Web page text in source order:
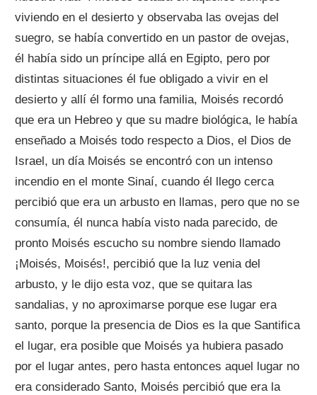
viviendo en el desierto y observaba las ovejas del
suegro, se había convertido en un pastor de ovejas,
él había sido un príncipe allá en Egipto, pero por
distintas situaciones él fue obligado a vivir en el
desierto y allí él formo una familia, Moisés recordó
que era un Hebreo y que su madre biológica, le había
enseñado a Moisés todo respecto a Dios, el Dios de
Israel, un día Moisés se encontró con un intenso
incendio en el monte Sinaí, cuando él llego cerca
percibió que era un arbusto en llamas, pero que no se
consumía, él nunca había visto nada parecido, de
pronto Moisés escucho su nombre siendo llamado
¡Moisés, Moisés!, percibió que la luz venia del
arbusto, y le dijo esta voz, que se quitara las
sandalias, y no aproximarse porque ese lugar era
santo, porque la presencia de Dios es la que Santifica
el lugar, era posible que Moisés ya hubiera pasado
por el lugar antes, pero hasta entonces aquel lugar no
era considerado Santo, Moisés percibió que era la